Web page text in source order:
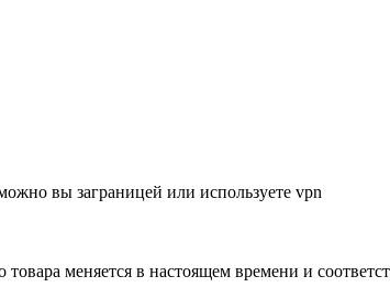
вы заграницей или используете vpn
товара меняется в настоящем времени и